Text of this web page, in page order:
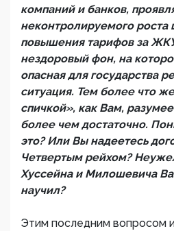
компаний и банков,
неконтролируемого роста
повышения тарифов за
нездоровый фон, на
опасная для государства
ситуация. Тем более что
спичкой», как Вам,
более чем достаточно.
это? Или Вы надеетесь
Четвертым рейхом?
Хуссейна и Милошевича
научил?
Этим последним вопросом